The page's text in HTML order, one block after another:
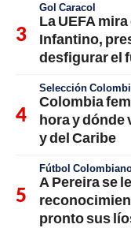
Gol Caracol
La UEFA
Infantino,
desfigurar el
Selección
Colombia
hora y dónde
y del Caribe
Fútbol
A Pereira se
pronto sus